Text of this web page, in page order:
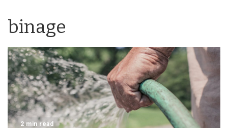
binage
2 min read